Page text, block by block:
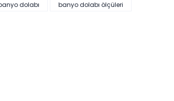
dolabı
banyo dolabı ölçüleri